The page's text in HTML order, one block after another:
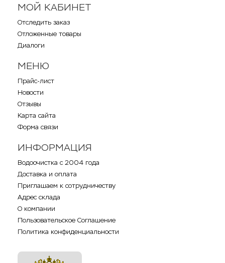
МОЙ КАБИНЕТ
Отследить заказ
Отложенные товары
Диалоги
МЕНЮ
Прайс-лист
Новости
Отзывы
Карта сайта
Форма связи
ИНФОРМАЦИЯ
Водоочистка с 2004 года
Доставка и оплата
Приглашаем к сотрудничеству
Адрес склада
О компании
Пользовательское Соглашение
Политика конфиденциальности